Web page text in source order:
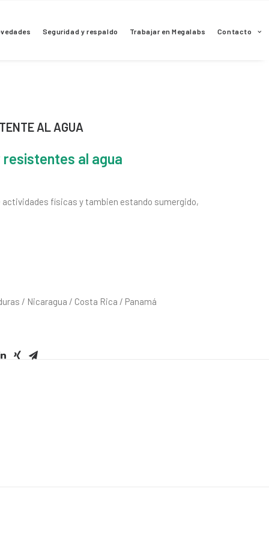
Seguridad y respaldo Trabajar en Megalabs Contacto
AL AGUA
al agua
actividades físicas y tambien estando sumergido,
/ Nicaragua / Costa Rica / Panamá